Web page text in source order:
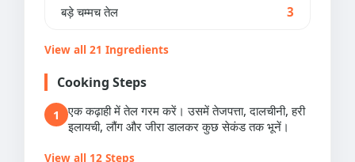
बड़े चम्मच तेल 3
View all 21 Ingredients
Cooking Steps
1
एक कढ़ाही में तेल गरम करें। उसमें तेजपत्ता, दालचीनी, हरी
इलायची, लौंग और जीरा डालकर कुछ सेकंड तक भूनें।
View all 12 Steps